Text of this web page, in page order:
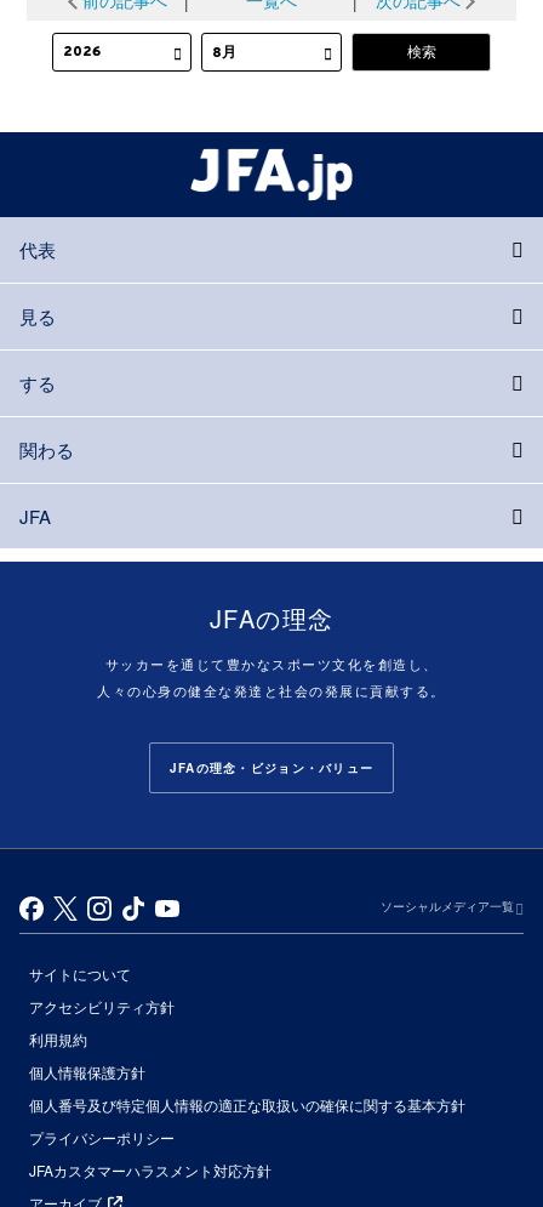
代表
見る
する
関わる
JFA
JFAの理念
サッカーを通じて豊かなスポーツ文化を創造し、
人々の心身の健全な発達と社会の発展に貢献する。
JFAの理念・ビジョン・バリュー
ソーシャルメディア一覧
サイトについて
アクセシビリティ方針
利用規約
個人情報保護方針
個人番号及び特定個人情報の適正な取扱いの確保に関する基本方針
プライバシーポリシー
JFAカスタマーハラスメント対応方針
アーカイブ